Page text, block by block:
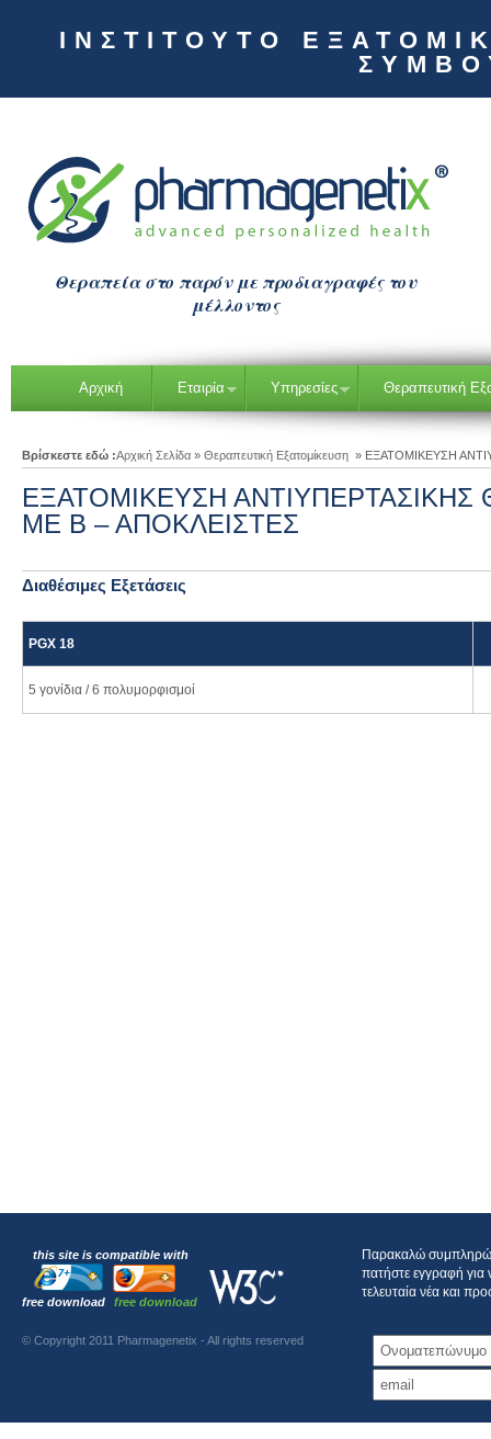
ΙΝΣΤΙΤΟΥΤΟ
Θεραπεία στο παρόν με προδιαγραφές του
μέλλοντος
Αρχική Εταιρία Υπηρεσίες Θεραπευτική
Βρίσκεστε εδώ :Αρχική Σελίδα » Θεραπευτική Εξατομίκευση » ΕΞΑΤΟΜΙΚΕΥΣΗ
ΕΞΑΤΟΜΙΚΕΥΣΗ ΑΝΤΙΥΠΕΡΤΑΣΙΚΗΣ
ΜΕ Β – ΑΠΟΚΛΕΙΣΤΕΣ
Διαθέσιμες Εξετάσεις
PGX 18
5 γονίδια / 6 πολυμορφισμοί
this site is compatible with
free download free download
© Copyright 2011 Pharmagenetix - All rights reserved
Παρακαλώ
πατήστε εγγραφή
τελευταία νέα και